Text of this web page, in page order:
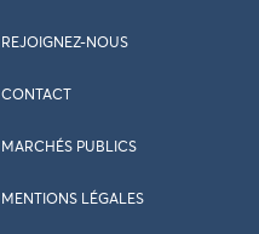
REJOIGNEZ-NOUS
CONTACT
MARCHÉS PUBLICS
MENTIONS LÉGALES